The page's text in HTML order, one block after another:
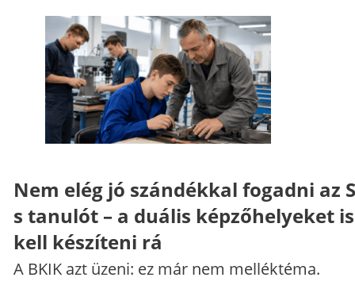
Nem elég jó szándékkal fogadni az
s tanulót – a duális képzőhelyeket
kell készíteni rá
A BKIK azt üzeni: ez már nem melléktéma.